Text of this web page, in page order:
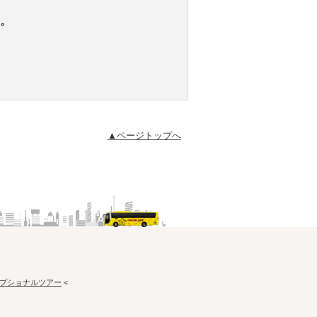
▲ページトップへ
ショナルツアー <